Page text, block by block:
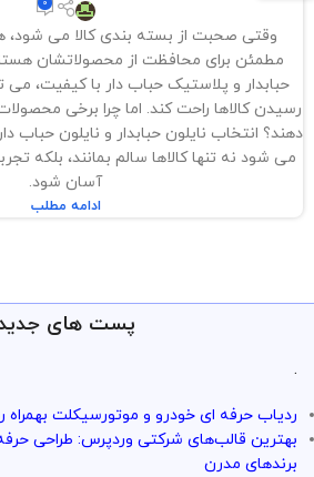
وقتی صحبت از بسته بندی کالا می شود،
مطمئن برای محافظت از محصولاتشان
حبابدار و پلاستیک حباب دار با کیفیت، می
رسیدن کالاها راحت کند. اما چرا برخی
دهند؟ انتخاب نایلون حبابدار و نایلون حباب
می شود نه تنها کالاها سالم بمانند، بلکه
آسان شود.
ادامه مطلب
پست های
.
ردیاب حرفه ای خودرو و موتورسیکلت بهمراه
بهترین قالب‌های شرکتی وردپرس: طراحی
برندهای مدرن